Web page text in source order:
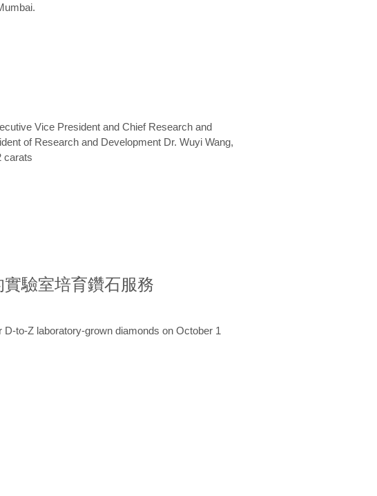
Vice President and Chief Research and
of Research and Development Dr. Wuyi Wang,
carats
實驗室培育鑽石服務
to-Z laboratory-grown diamonds on October 1